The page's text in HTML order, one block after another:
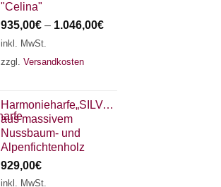
"Celina"
935,00€ – 1.046,00€
inkl. MwSt.
zzgl. Versandkosten
Harmonieharfe„SILVANA"
aus massivem
Nussbaum- und
Alpenfichtenholz
929,00€
inkl. MwSt.